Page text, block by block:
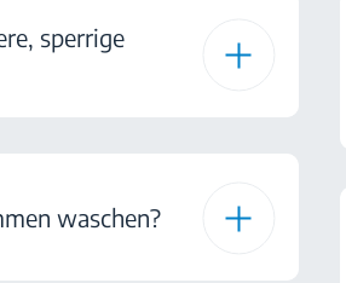
sperrige
waschen?